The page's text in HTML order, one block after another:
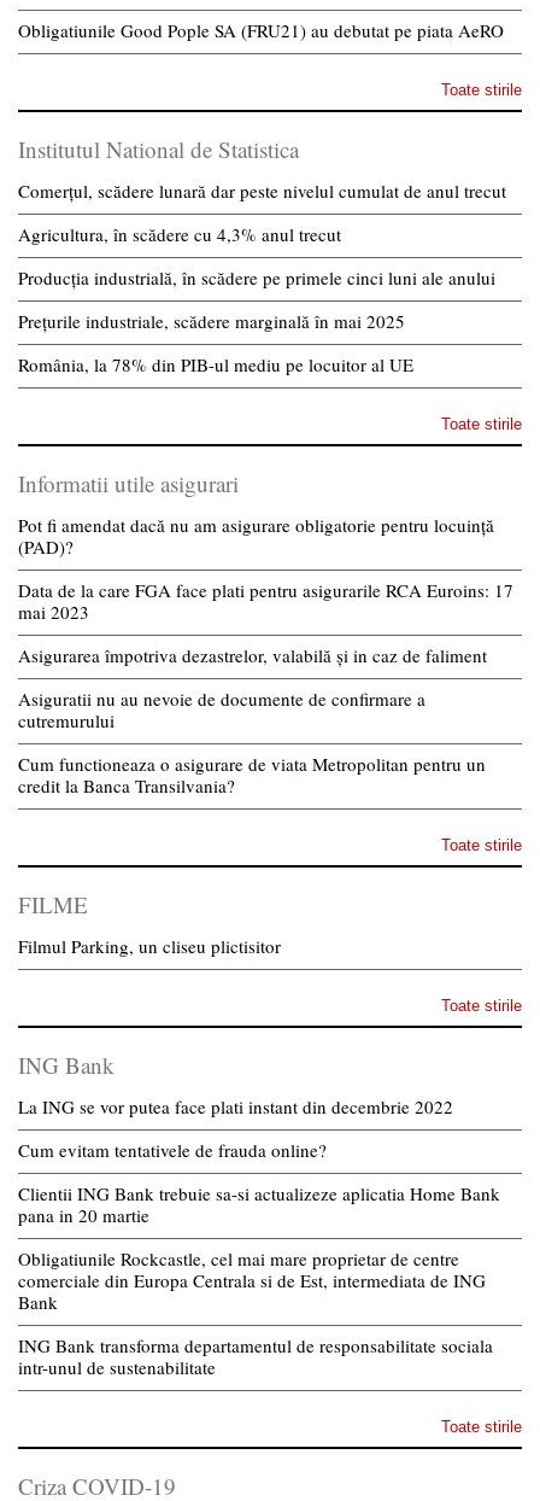
Obligatiunile Good Pople SA (FRU21) au debutat pe piata AeRO
Toate stirile
Institutul National de Statistica
Comerțul, scădere lunară dar peste nivelul cumulat de anul trecut
Agricultura, în scădere cu 4,3% anul trecut
Producția industrială, în scădere pe primele cinci luni ale anului
Prețurile industriale, scădere marginală în mai 2025
România, la 78% din PIB-ul mediu pe locuitor al UE
Toate stirile
Informatii utile asigurari
Pot fi amendat dacă nu am asigurare obligatorie pentru locuință
(PAD)?
Data de la care FGA face plati pentru asigurarile RCA Euroins: 17
mai 2023
Asigurarea împotriva dezastrelor, valabilă și in caz de faliment
Asiguratii nu au nevoie de documente de confirmare a
cutremurului
Cum functioneaza o asigurare de viata Metropolitan pentru un
credit la Banca Transilvania?
Toate stirile
FILME
Filmul Parking, un cliseu plictisitor
Toate stirile
ING Bank
La ING se vor putea face plati instant din decembrie 2022
Cum evitam tentativele de frauda online?
Clientii ING Bank trebuie sa-si actualizeze aplicatia Home Bank
pana in 20 martie
Obligatiunile Rockcastle, cel mai mare proprietar de centre
comerciale din Europa Centrala si de Est, intermediata de ING
Bank
ING Bank transforma departamentul de responsabilitate sociala
intr-unul de sustenabilitate
Toate stirile
Criza COVID-19